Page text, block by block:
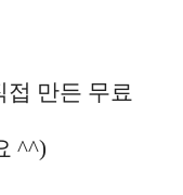
접 만든 무료
^^)